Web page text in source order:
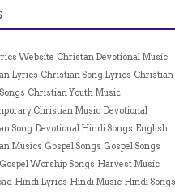
Website Christan Devotional Music
Lyrics Christian Song Lyrics Christian
Christian Youth Music
Christian Music Devotional
Song Devotional Hindi Songs English
Musics Gospel Songs Gospel Songs
Gospel Worship Songs Harvest Music
Hindi Lyrics Hindi Music Hindi Songs